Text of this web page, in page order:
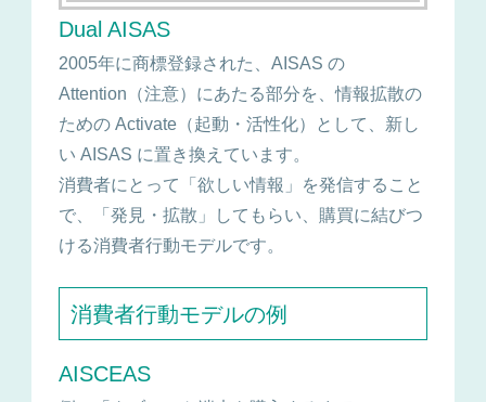
Dual AISAS
2005年に商標登録された、AISAS の
Attention（注意）にあたる部分を、情報拡散の
ための Activate（起動・活性化）として、新し
い AISAS に置き換えています。
消費者にとって「欲しい情報」を発信すること
で、「発見・拡散」してもらい、購買に結びつ
ける消費者行動モデルです。
消費者行動モデルの例
AISCEAS